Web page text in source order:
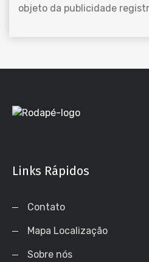
objeto da publicidade
Links Rápidos
Contato
Mapa Localização
Sobre nós